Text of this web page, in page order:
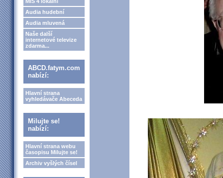
Audia hudební
Audia mluvená
Naše další
internetové televize
zdarma...
ABCD.fatym.com
nabízí:
Hlavní strana
vyhledávače Abeceda
Milujte se!
nabízí:
Hlavní strana webu
časopisu Milujte se!
Archiv vyšlých čísel